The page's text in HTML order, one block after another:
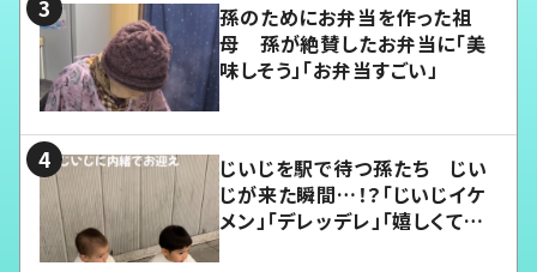
孫のためにお弁当を作った祖
母 孫が絶賛したお弁当に「美
味しそう」「お弁当すごい」
じいじを駅で待つ孫たち じい
じが来た瞬間…！？「じいじイケ
メン」「デレッデレ」「嬉しくて可